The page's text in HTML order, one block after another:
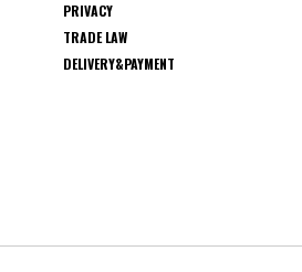
PRIVACY
TRADE LAW
DELIVERY&PAYMENT